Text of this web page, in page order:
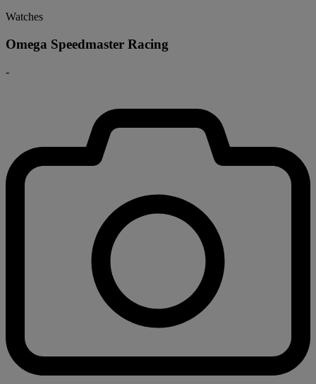
Watches
Omega Speedmaster Racing
-